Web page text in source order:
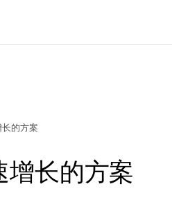
的方案
增长的方案